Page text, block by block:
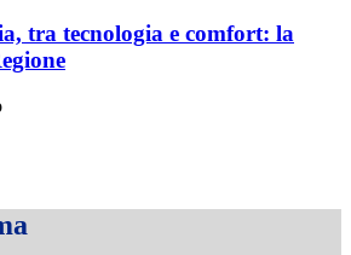
tra tecnologia e comfort: la